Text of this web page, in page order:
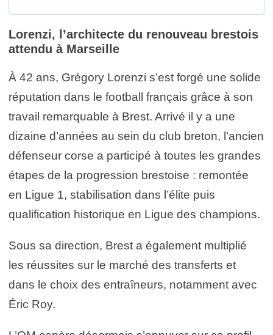
Lorenzi, l’architecte du renouveau brestois
attendu à Marseille
À 42 ans, Grégory Lorenzi s’est forgé une solide
réputation dans le football français grâce à son
travail remarquable à Brest. Arrivé il y a une
dizaine d’années au sein du club breton, l’ancien
défenseur corse a participé à toutes les grandes
étapes de la progression brestoise : remontée
en Ligue 1, stabilisation dans l’élite puis
qualification historique en Ligue des champions.
Sous sa direction, Brest a également multiplié
les réussites sur le marché des transferts et
dans le choix des entraîneurs, notamment avec
Éric Roy.